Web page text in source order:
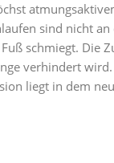
sind nicht
schmiegt. Die
verhindert
liegt in dem